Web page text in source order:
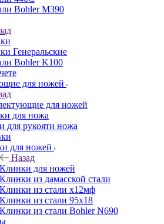
Bohler M390
Генеральские
Bohler K100
для ножей
для ножей
для ножа
для рукояти ножа
для ножей
Назад
Клинки для ножей
Клинки из дамасской стали
Клинки из стали х12мф
Клинки из стали 95х18
Клинки из стали Bohler N690